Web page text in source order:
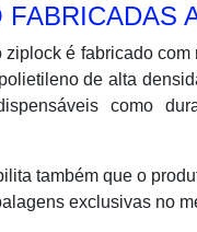
FABRICADAS
ziplock é fabricado
de alta
como
também que o
exclusivas no